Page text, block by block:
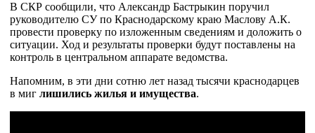
В СКР сообщили, что Александр Бастрыкин поручил
руководителю СУ по Краснодарскому краю Маслову А.К.
провести проверку по изложенным сведениям и доложить о
ситуации. Ход и результаты проверки будут поставлены на
контроль в центральном аппарате ведомства.
Напомним, в эти дни сотню лет назад тысячи краснодарцев
в миг лишились жилья и имущества.